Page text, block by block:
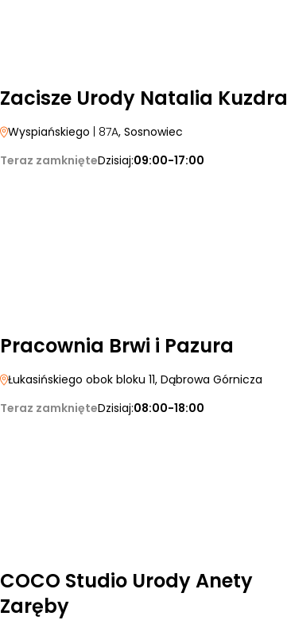
Zacisze Urody Natalia Kuzdra
Wyspiańskiego | 87A, Sosnowiec
Teraz zamknięteDzisiaj:09:00-17:00
Pracownia Brwi i Pazura
Łukasińskiego obok bloku 11, Dąbrowa Górnicza
Teraz zamknięteDzisiaj:08:00-18:00
COCO Studio Urody Anety
Zaręby